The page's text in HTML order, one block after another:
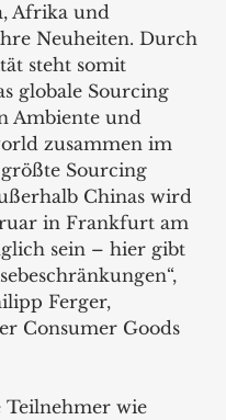
Afrika und
Neuheiten. Durch
steht somit
globale Sourcing
Ambiente und
zusammen im
größte Sourcing
Chinas wird
in Frankfurt am
sein – hier gibt
Ferger,
Consumer Goods
Teilnehmer wie